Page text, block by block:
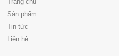
Trang chủ
Sản phẩm
Tin tức
Liên hệ